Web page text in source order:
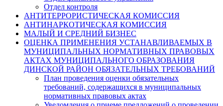
Отдел контроля
АНТИТЕРРОРИСТИЧЕСКАЯ КОМИССИЯ
АНТИНАРКОТИЧЕСКАЯ КОМИССИЯ
МАЛЫЙ И СРЕДНИЙ БИЗНЕС
ОЦЕНКА ПРИМЕНЕНИЯ УСТАНАВЛИВАЕМЫХ В
МУНИЦИПАЛЬНЫХ НОРМАТИВНЫХ ПРАВОВЫХ
АКТАХ МУНИЦИПАЛЬНОГО ОБРАЗОВАНИЯ
ДИНСКОЙ РАЙОН ОБЯЗАТЕЛЬНЫХ ТРЕБОВАНИЙ
План проведения оценки обязательных
требований, содержащихся в муниципальных
нормативных правовых актах